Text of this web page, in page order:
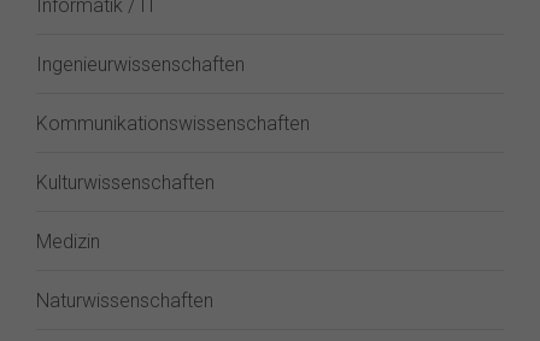
Informatik / IT
Ingenieurwissenschaften
Kommunikationswissenschaften
Kulturwissenschaften
Medizin
Naturwissenschaften